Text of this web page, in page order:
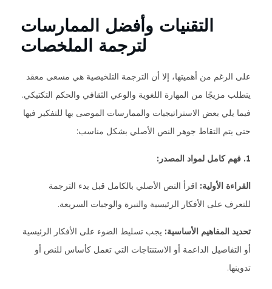
التقنيات وأفضل الممارسات
لترجمة الملخصات
على الرغم من أهميتها، إلا أن الترجمة التلخيصية هي مسعى معقد
يتطلب مزيجًا من المهارة اللغوية والوعي الثقافي والحكم التكتيكي.
فيما يلي بعض الاستراتيجيات والممارسات الموصى بها للتفكير فيها
حتى يتم التقاط جوهر النص الأصلي بشكل مناسب:
1. فهم كامل لمواد المصدر:
القراءة الأولية: اقرأ النص الأصلي بالكامل قبل بدء الترجمة
للتعرف على الأفكار الرئيسية والنبرة والوجبات السريعة.
تحديد المفاهيم الأساسية: يجب تسليط الضوء على الأفكار الرئيسية
أو التفاصيل الداعمة أو الاستنتاجات التي تعمل كأساس للنص أو
تدوينها.